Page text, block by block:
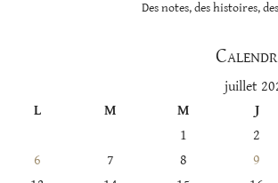
Des notes, des histoires,
juillet
L
M M J
1
2
6
7 8 9